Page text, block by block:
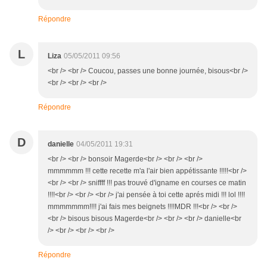
Répondre
L Liza 05/05/2011 09:56
<br /> <br /> Coucou, passes une bonne journée, bisous<br />
<br /> <br /> <br />
Répondre
D danielle 04/05/2011 19:31
<br /> <br /> bonsoir Magerde<br /> <br /> <br />
mmmmmm !!! cette recette m'a l'air bien appétissante !!!!!<br />
<br /> <br /> sniffff !!! pas trouvé d'igname en courses ce matin
!!!!<br /> <br /> <br /> j'ai pensée à toi cette aprés midi !!! lol !!!!
mmmmmmm!!!! j'ai fais mes beignets !!!!MDR !!!<br /> <br />
<br /> bisous bisous Magerde<br /> <br /> <br /> danielle<br
/> <br /> <br /> <br />
Répondre